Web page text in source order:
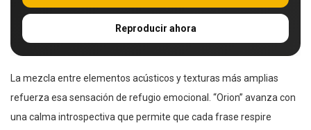
Reproducir ahora
La mezcla entre elementos acústicos y texturas más amplias
refuerza esa sensación de refugio emocional. “Orion” avanza con
una calma introspectiva que permite que cada frase respire